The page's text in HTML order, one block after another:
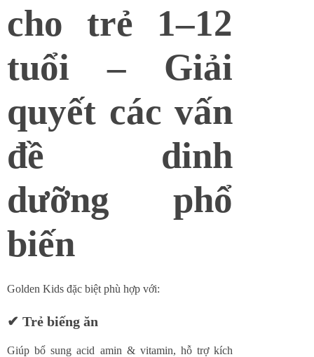
cho trẻ 1–12
tuổi – Giải
quyết các vấn
đề dinh
dưỡng phổ
biến
Golden Kids đặc biệt phù hợp với:
✔ Trẻ biếng ăn
Giúp bổ sung acid amin & vitamin, hỗ trợ kích